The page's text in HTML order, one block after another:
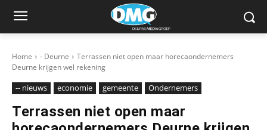
Home - Deurne
Terrassen niet open maar horecaondernemers
Deurne krijgen wel rekening
-- nieuws economie gemeente Ondernemers
Terrassen niet open maar